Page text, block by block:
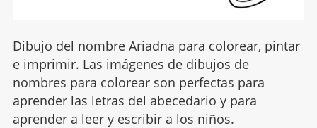
Dibujo del nombre Ariadna para colorear, pintar
e imprimir. Las imágenes de dibujos de
nombres para colorear son perfectas para
aprender las letras del abecedario y para
aprender a leer y escribir a los niños.